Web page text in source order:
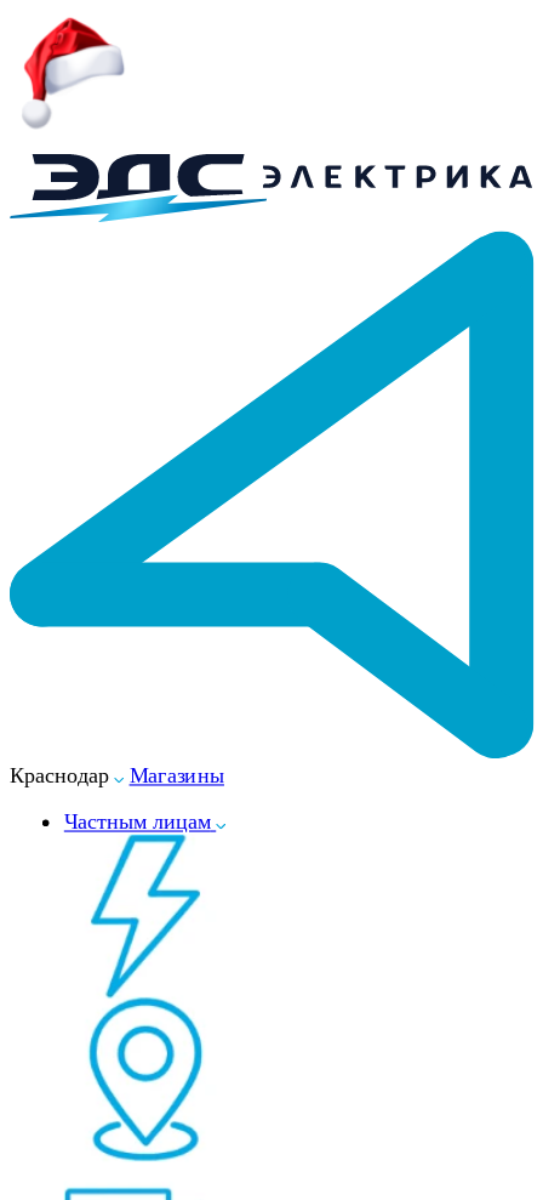
Краснодар
Магазины
Частным лицам